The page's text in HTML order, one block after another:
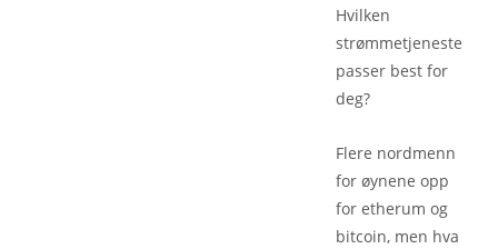
Hvilken
strømmetjeneste
passer best for
deg?
Flere nordmenn
for øynene opp
for etherum og
bitcoin, men hva